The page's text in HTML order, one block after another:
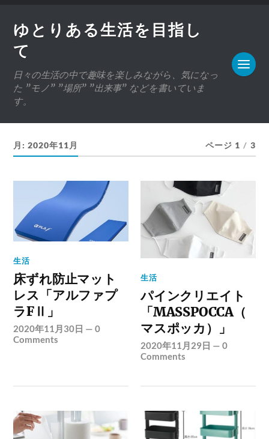
ゆとりある生活を目指し
て
日々の生活の中で趣味を楽しみながら、気になっ
た ”モノ” ”場所” ”出来事” などを書いていま
す。
月:2020年11月 ページ 1 / 3
生活
床ずれ防止マット
レス「アルファプ
ラFⅡ」
2020年11月30日 —0
Comments
生活
パインクリエイト
「MASSPOCCA（
マスポッカ）」
2020年11月29日 —0
Comments